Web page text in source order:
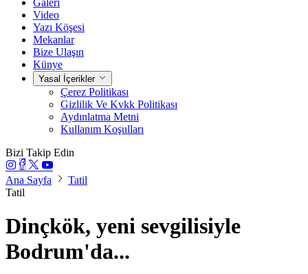
Galeri
Video
Yazı Köşesi
Mekanlar
Bize Ulaşın
Künye
Yasal İçerikler
Çerez Politikası
Gizlilik Ve Kvkk Politikası
Aydınlatma Metni
Kullanım Koşulları
Bizi Takip Edin
Ana Sayfa
Tatil
Tatil
Dinçkök, yeni sevgilisiyle
Bodrum'da...